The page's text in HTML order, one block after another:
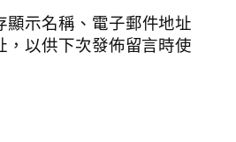
顯示名稱、電子郵件地址
，以供下次發佈留言時使